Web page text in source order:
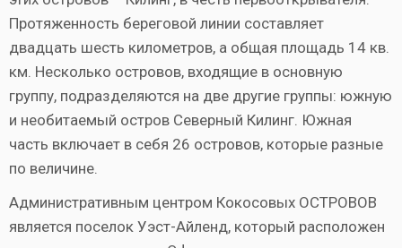
Протяженность береговой линии составляет
двадцать шесть километров, а общая площадь 14 кв.
км. Несколько островов, входящие в основную
группу, подразделяются на две другие группы: южную
и необитаемый остров Северный Килинг. Южная
часть включает в себя 26 островов, которые разные
по величине.
Административным центром Кокосовых ОСТРОВОВ
является поселок Уэст-Айленд, который расположен